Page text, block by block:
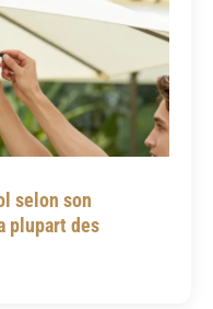
selon son
plupart des